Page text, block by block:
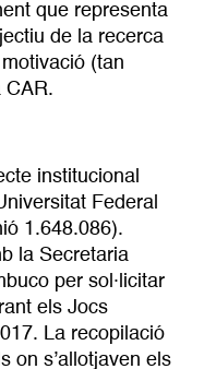
que representa
de la recerca
(tan
CAR.
institucional
Federal
1.648.086).
la Secretaria
per sol·licitar
els Jocs
La recopilació
on s’allotjaven els